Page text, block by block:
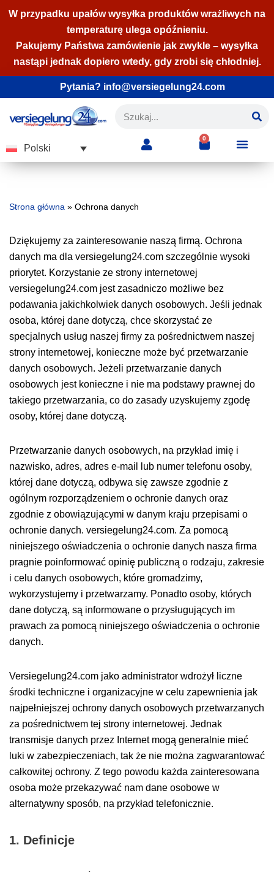
do
treści
W przypadku upałów wysyłka produktów wrażliwych na
temperaturę ulega opóźnieniu.
Pakujemy Państwa zamówienie jak zwykle – wysyłka
nastąpi jednak dopiero wtedy, gdy zrobi się chłodniej.
Pytania? info@versiegelung24.com
Polski
0
Strona główna » Ochrona danych
Dziękujemy za zainteresowanie naszą firmą. Ochrona
danych ma dla versiegelung24.com szczególnie wysoki
priorytet. Korzystanie ze strony internetowej
versiegelung24.com jest zasadniczo możliwe bez
podawania jakichkolwiek danych osobowych. Jeśli jednak
osoba, której dane dotyczą, chce skorzystać ze
specjalnych usług naszej firmy za pośrednictwem naszej
strony internetowej, konieczne może być przetwarzanie
danych osobowych. Jeżeli przetwarzanie danych
osobowych jest konieczne i nie ma podstawy prawnej do
takiego przetwarzania, co do zasady uzyskujemy zgodę
osoby, której dane dotyczą.
Przetwarzanie danych osobowych, na przykład imię i
nazwisko, adres, adres e-mail lub numer telefonu osoby,
której dane dotyczą, odbywa się zawsze zgodnie z
ogólnym rozporządzeniem o ochronie danych oraz
zgodnie z obowiązującymi w danym kraju przepisami o
ochronie danych. versiegelung24.com. Za pomocą
niniejszego oświadczenia o ochronie danych nasza firma
pragnie poinformować opinię publiczną o rodzaju, zakresie
i celu danych osobowych, które gromadzimy,
wykorzystujemy i przetwarzamy. Ponadto osoby, których
dane dotyczą, są informowane o przysługujących im
prawach za pomocą niniejszego oświadczenia o ochronie
danych.
Versiegelung24.com jako administrator wdrożył liczne
środki techniczne i organizacyjne w celu zapewnienia jak
najpełniejszej ochrony danych osobowych przetwarzanych
za pośrednictwem tej strony internetowej. Jednak
transmisje danych przez Internet mogą generalnie mieć
luki w zabezpieczeniach, tak że nie można zagwarantować
całkowitej ochrony. Z tego powodu każda zainteresowana
osoba może przekazywać nam dane osobowe w
alternatywny sposób, na przykład telefonicznie.
1. Definicje